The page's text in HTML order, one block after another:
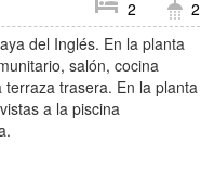
2
2
del Inglés. En la planta
salón, cocina
trasera. En la planta
a la piscina